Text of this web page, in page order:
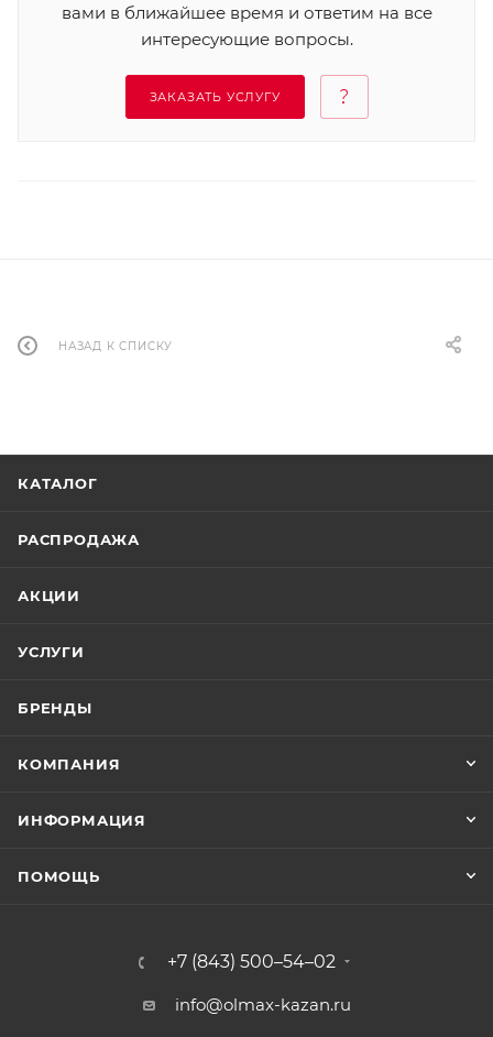
вами в ближайшее время и ответим на все
интересующие вопросы.
ЗАКАЗАТЬ УСЛУГУ
НАЗАД К СПИСКУ
КАТАЛОГ
РАСПРОДАЖА
АКЦИИ
УСЛУГИ
БРЕНДЫ
КОМПАНИЯ
ИНФОРМАЦИЯ
ПОМОЩЬ
+7 (843) 500–54–02
info@olmax-kazan.ru